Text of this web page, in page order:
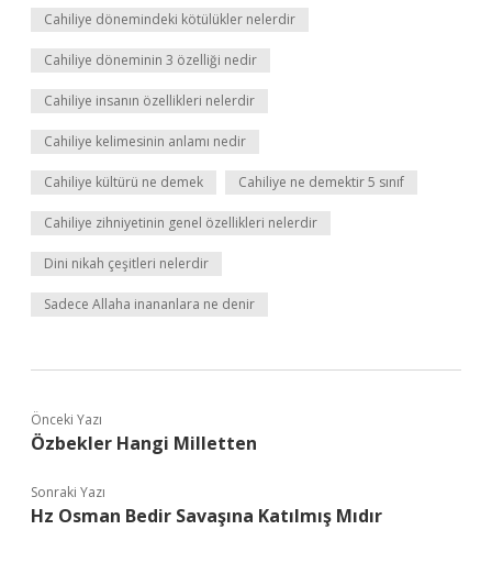
Cahiliye dönemindeki kötülükler nelerdir
Cahiliye döneminin 3 özelliği nedir
Cahiliye insanın özellikleri nelerdir
Cahiliye kelimesinin anlamı nedir
Cahiliye kültürü ne demek Cahiliye ne demektir 5 sınıf
Cahiliye zihniyetinin genel özellikleri nelerdir
Dini nikah çeşitleri nelerdir
Sadece Allaha inananlara ne denir
Önceki Yazı
Özbekler Hangi Milletten
Sonraki Yazı
Hz Osman Bedir Savaşına Katılmış Mıdır